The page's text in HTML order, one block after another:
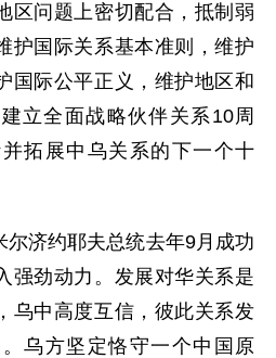
区问题上密切配合，抵制弱
护国际关系基本准则，维护
国际公平正义，维护地区和
立全面战略伙伴关系10周
拓展中乌关系的下一个十
尔济约耶夫总统去年9月成功
强劲动力。发展对华关系是
乌中高度互信，彼此关系发
乌方坚定恪守一个中国原